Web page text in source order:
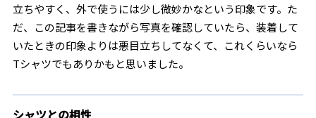
立ちやすく、外で使うには少し微妙かなという印象です。た
だ、この記事を書きながら写真を確認していたら、装着して
いたときの印象よりは悪目立ちしてなくて、これくらいなら
Tシャツでもありかもと思いました。
シャツとの相性